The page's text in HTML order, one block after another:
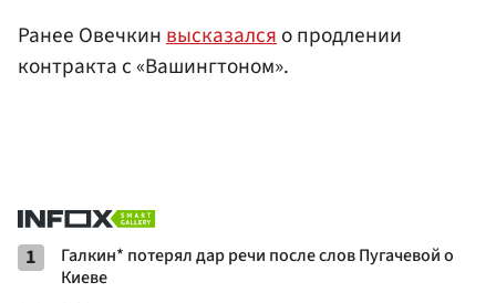
Ранее Овечкинвысказалсяо продлении
контракта с «Вашингтоном».
1
Галкин* потерял дар речи после слов Пугачевой о
Киеве